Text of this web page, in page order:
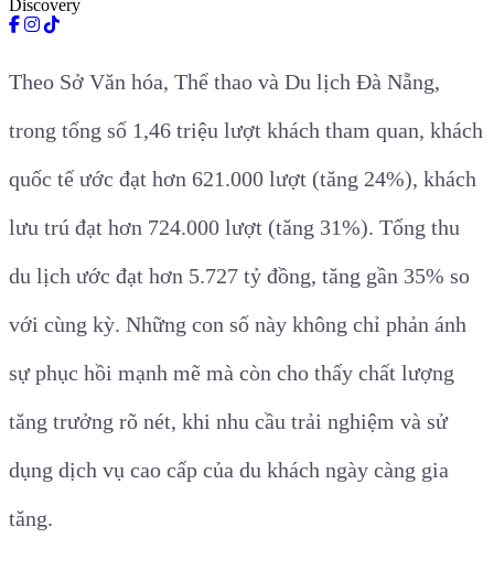
Discovery
Theo Sở Văn hóa, Thể thao và Du lịch Đà Nẵng,
trong tổng số 1,46 triệu lượt khách tham quan, khách
quốc tế ước đạt hơn 621.000 lượt (tăng 24%), khách
lưu trú đạt hơn 724.000 lượt (tăng 31%). Tổng thu
du lịch ước đạt hơn 5.727 tỷ đồng, tăng gần 35% so
với cùng kỳ. Những con số này không chỉ phản ánh
sự phục hồi mạnh mẽ mà còn cho thấy chất lượng
tăng trưởng rõ nét, khi nhu cầu trải nghiệm và sử
dụng dịch vụ cao cấp của du khách ngày càng gia
tăng.